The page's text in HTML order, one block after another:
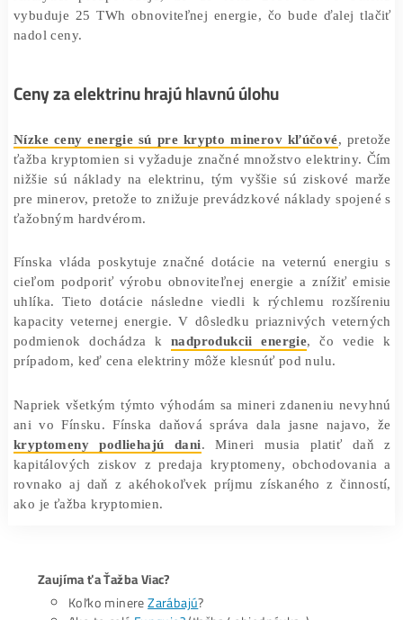
investorov. V roku 2023 klesli ceny elektriny vo
nuluv dôsledku prudkého nárastu vodnej, jadrovej,
prvého mesačného prebytku energie za takmer 20
Analytici predpovedajú, že do roku 2030 sa vo
nadol ceny.
Ceny za elektrinu hrajú hlavnú úlohu
Nízke ceny energie sú pre krypto minerov kľúčové ,
ťažba kryptomien si vyžaduje značné množstvo
nižšie sú náklady na elektrinu, tým vyššie sú ziskové
pre minerov, pretože to znižuje prevádzkové náklady
ťažobným hardvérom.
Fínska vláda poskytuje značné dotácie na veternú
cieľom podporiť výrobu obnoviteľnej energie a znížiť
uhlíka. Tieto dotácie následne viedli k rýchlemu
kapacity veternej energie. V dôsledku priaznivých
podmienok dochádza k nadprodukcii energie , čo
ani vo Fínsku. Fínska daňová správa dala jasne
kryptomeny podliehajú dani